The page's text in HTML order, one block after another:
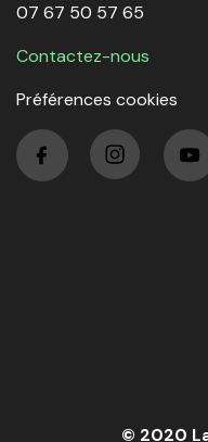
07 67 50 57 65
Contactez-nous
Préférences cookies
© 2020